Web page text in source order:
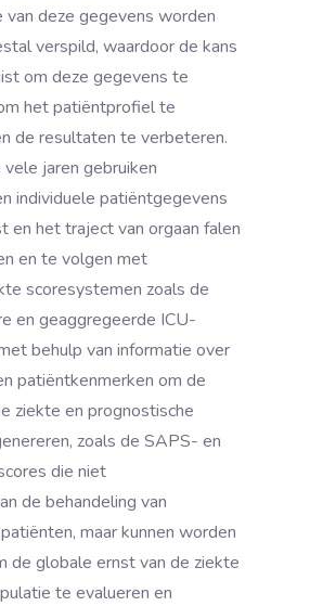
van deze gegevens worden
verspild, waardoor de kans
om deze gegevens te
het patiëntprofiel te
de resultaten te verbeteren.
jaren gebruiken
individuele patiëntgegevens
en het traject van orgaan falen
en te volgen met
scoresystemen zoals de
en geaggregeerde ICU-
behulp van informatie over
patiëntkenmerken om de
ziekte en prognostische
zoals de SAPS- en
die niet
de behandeling van
maar kunnen worden
de globale ernst van de ziekte
te evalueren en